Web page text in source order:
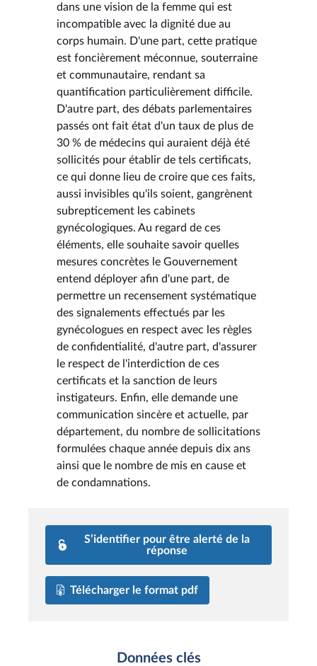
dans une vision de la femme qui est
incompatible avec la dignité due au
corps humain. D'une part, cette pratique
est foncièrement méconnue, souterraine
et communautaire, rendant sa
quantification particulièrement difficile.
D'autre part, des débats parlementaires
passés ont fait état d'un taux de plus de
30 % de médecins qui auraient déjà été
sollicités pour établir de tels certificats,
ce qui donne lieu de croire que ces faits,
aussi invisibles qu'ils soient, gangrènent
subrepticement les cabinets
gynécologiques. Au regard de ces
éléments, elle souhaite savoir quelles
mesures concrètes le Gouvernement
entend déployer afin d'une part, de
permettre un recensement systématique
des signalements effectués par les
gynécologues en respect avec les règles
de confidentialité, d'autre part, d'assurer
le respect de l'interdiction de ces
certificats et la sanction de leurs
instigateurs. Enfin, elle demande une
communication sincère et actuelle, par
département, du nombre de sollicitations
formulées chaque année depuis dix ans
ainsi que le nombre de mis en cause et
de condamnations.
S’identifier pour être alerté de la
réponse
Télécharger le format pdf
Données clés